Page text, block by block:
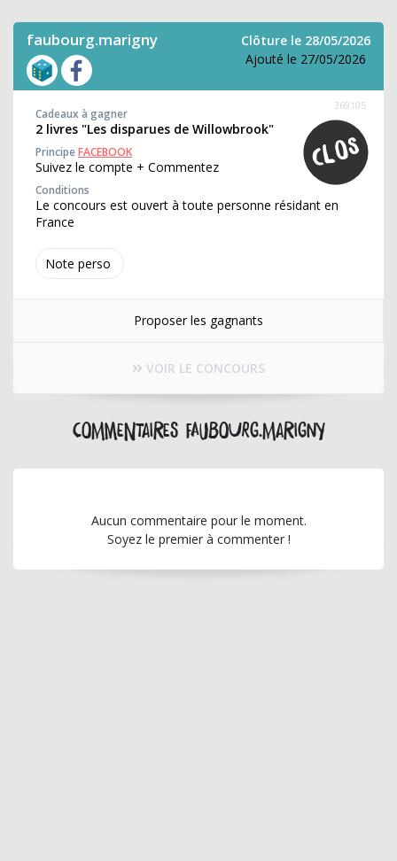
faubourg.marigny
Clôture le 28/05/2026
Ajouté le 27/05/2026
Note perso
369105
Cadeaux à gagner
2 livres "Les disparues de Willowbrook"
PrincipeFACEBOOK
Suivez le compte + Commentez
Conditions
Le concours est ouvert à toute personne résidant en
France
Proposer les gagnants
VOIR LE CONCOURS
Commentaires faubourg.marigny
Aucun commentaire pour le moment.
Soyez le premier à commenter !